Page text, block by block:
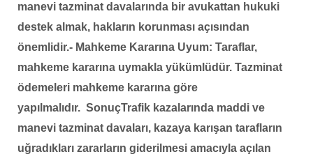
manevi tazminat davalarında bir avukattan hukuki
destek almak, hakların korunması açısından
önemlidir.- Mahkeme Kararına Uyum: Taraflar,
mahkeme kararına uymakla yükümlüdür. Tazminat
ödemeleri mahkeme kararına göre
yapılmalıdır. SonuçTrafik kazalarında maddi ve
manevi tazminat davaları, kazaya karışan tarafların
uğradıkları zararların giderilmesi amacıyla açılan